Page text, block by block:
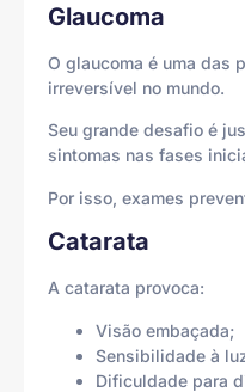
Glaucoma
O glaucoma é uma das
irreversível no mundo.
Seu grande desafio é
sintomas nas fases
Por isso, exames
Catarata
A catarata provoca:
Visão embaçada;
Sensibilidade à
Dificuldade para